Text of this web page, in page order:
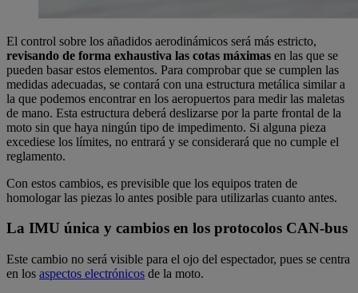
El control sobre los añadidos aerodinámicos será más estricto,
revisando de forma exhaustiva las cotas máximas en las que se
pueden basar estos elementos. Para comprobar que se cumplen las
medidas adecuadas, se contará con una estructura metálica similar a
la que podemos encontrar en los aeropuertos para medir las maletas
de mano. Esta estructura deberá deslizarse por la parte frontal de la
moto sin que haya ningún tipo de impedimento. Si alguna pieza
excediese los límites, no entrará y se considerará que no cumple el
reglamento.
Con estos cambios, es previsible que los equipos traten de
homologar las piezas lo antes posible para utilizarlas cuanto antes.
La IMU única y cambios en los protocolos CAN-bus
Este cambio no será visible para el ojo del espectador, pues se centra
en los aspectos electrónicos de la moto.